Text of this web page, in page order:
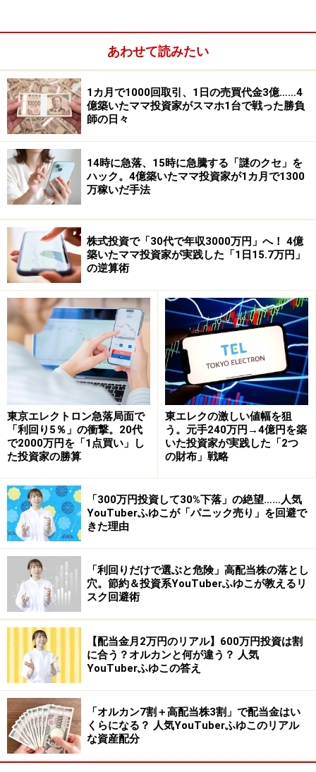
1980年に発売した「ウォシュレット」は、日本に「お尻
を洗う」という新しい習慣を根付かせた画期的なトイ
レ。日本のトイレ文化に大変革を起こし、同社の一時代
を築いた革命的製品として知られます。以降、システム
キッチンや内装タイルなど、トイレ空間から水まわりの
住宅設備機器全般へと事業を広げていったのでした。
高級ブランドとしてのポジションを確立し
た中国市場
同社には、国内住設事業、海外住設事業、新領域事業の
3つの事業軸があります。2017年3期の売上構成比は、国
内住設が72％、海外住設が23％でした。これに対し、営
業利益の構成比は、国内住設が32％、海外住設が81％と
海外住設の比率が高いことが分かります。
営業利益率を見てみると、国内住設が2.3％であることに
対して、海外住設は18.4％と高水準です。同社の業績を
見るポイントは、利益率の高い海外住設事業の伸びと、
国内住設の利益改善にあると見られます。
ウォシュレットが発売された、同じかそれより少し前の
1979年、同社は早くも中国進出を果たしています。政府
あわせて読みたい
1カ月で1000回取引、1日の売買代金3億……4
億築いたママ投資家がスマホ1台で戦った勝負
師の日々
14時に急落、15時に急騰する「謎のクセ」を
ハック。4億築いたママ投資家が1カ月で1300
万稼いだ手法
株式投資で「30代で年収3000万円」へ！ 4億
築いたママ投資家が実践した「1日15.7万円」
の逆算術
東京エレクトロン急落局面で
「利回り5％」の衝撃。20代
で2000万円を「1点買い」し
た投資家の勝算
東エレクの激しい値幅を狙
う。元手240万円→4億円を築
いた投資家が実践した「2つ
の財布」戦略
「300万円投資して30%下落」の絶望……人気
YouTuberふゆこが「パニック売り」を回避で
きた理由
「利回りだけで選ぶと危険」高配当株の落とし
穴。節約＆投資系YouTuberふゆこが教えるリ
スク回避術
【配当金月2万円のリアル】600万円投資は割
に合う？オルカンと何が違う？ 人気
YouTuberふゆこの答え
「オルカン7割＋高配当株3割」で配当金はい
くらになる？ 人気YouTuberふゆこのリアル
な資産配分